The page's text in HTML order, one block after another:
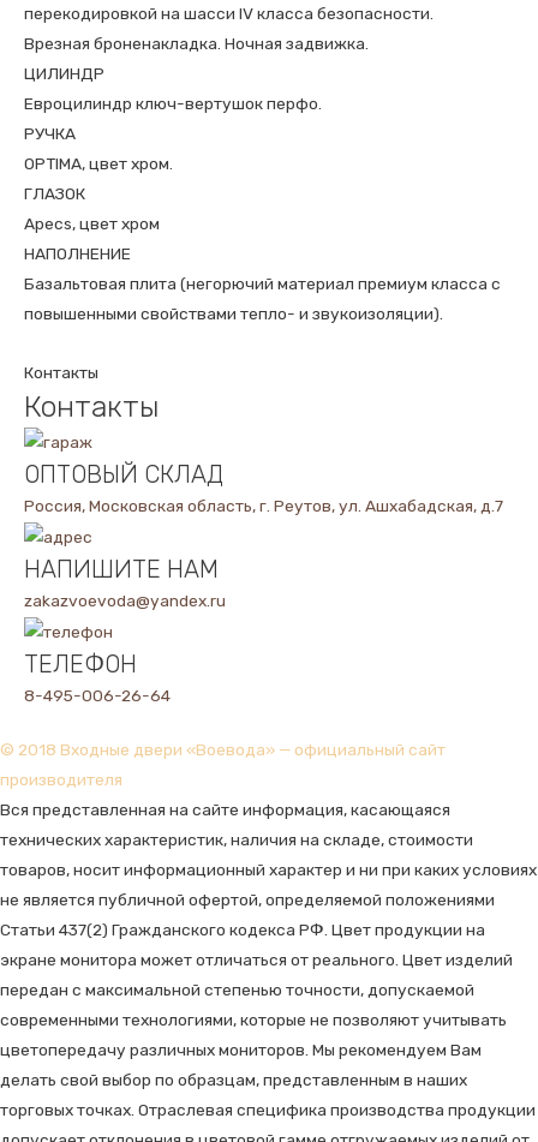
перекодировкой на шасси IV класса безопасности.
Врезная броненакладка. Ночная задвижка.
ЦИЛИНДР
Евроцилиндр ключ-вертушок перфо.
РУЧКА
OPTIMA, цвет хром.
ГЛАЗОК
Apecs, цвет хром
НАПОЛНЕНИЕ
Базальтовая плита (негорючий материал премиум класса с
повышенными свойствами тепло- и звукоизоляции).
Контакты
Контакты
ОПТОВЫЙ СКЛАД
Россия, Московская область, г. Реутов, ул. Ашхабадская, д.7
НАПИШИТЕ НАМ
zakazvoevoda@yandex.ru
ТЕЛЕФОН
8-495-006-26-64
© 2018 Входные двери «Воевода» — официальный сайт
производителя
Вся представленная на сайте информация, касающаяся
технических характеристик, наличия на складе, стоимости
товаров, носит информационный характер и ни при каких условиях
не является публичной офертой, определяемой положениями
Статьи 437(2) Гражданского кодекса РФ. Цвет продукции на
экране монитора может отличаться от реального. Цвет изделий
передан с максимальной степенью точности, допускаемой
современными технологиями, которые не позволяют учитывать
цветопередачу различных мониторов. Мы рекомендуем Вам
делать свой выбор по образцам, представленным в наших
торговых точках. Отраслевая специфика производства продукции